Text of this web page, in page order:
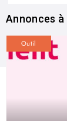
Annonces à
Outil